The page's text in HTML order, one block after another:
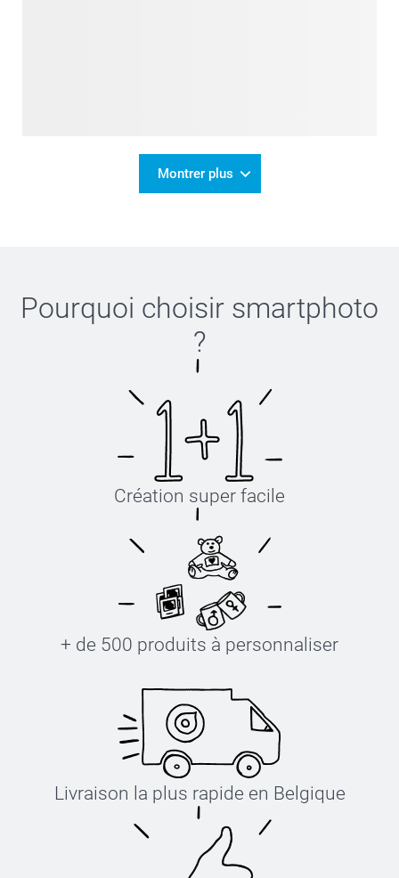
Montrer plus
Pourquoi choisir smartphoto
?
Création super facile
+ de 500 produits à personnaliser
Livraison la plus rapide en Belgique